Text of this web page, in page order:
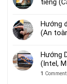
Hướng
(An
Hướng
(Intel,
1 Comment